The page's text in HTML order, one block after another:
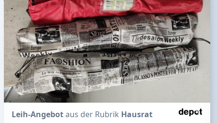
Leih-Angebotaus der Rubrik Hausrat